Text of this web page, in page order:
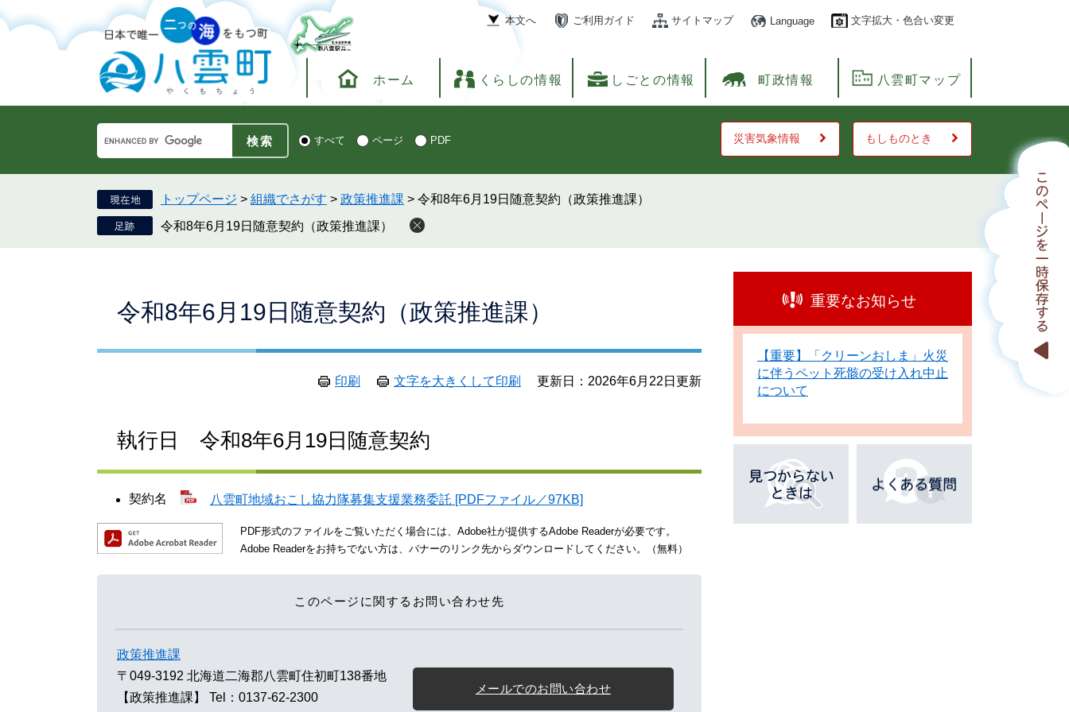
ー
で
ニ
ば
文
本文へ ご利用ガイド サイトマップ Language 文字拡大・色合い変更
ホーム くらしの情報 しごとの情報 町政情報 八雲町マップ
Google
カ
ス
タ
ム
検
検 すべて ページ PDF 災害気象情報 もしものとき
トップページ > 組織でさがす > 政策推進課 > 令和8年6月19日随意契約（政策推進課）
令和8年6月19日随意契約（政策推進課）
令和8年6月19日随意契約（政策推進課）
印刷 文字を大きくして印刷 更新日：2026年6月22日更新
執行日 令和8年6月19日随意契約
契約名 八雲町地域おこし協力隊募集支援業務委託 [PDFファイル／97KB]
PDF形式のファイルをご覧いただく場合には、Adobe社が提供するAdobe Readerが必要です。
Adobe Readerをお持ちでない方は、バナーのリンク先からダウンロードしてください。（無料）
このページに関するお問い合わせ先
政策推進課
〒049-3192 北海道二海郡八雲町住初町138番地
【政策推進課】
Tel：0137-62-2300
メールでのお問い合わせ
重要なお知らせ
【重要】「クリーンおしま」火災
に伴うペット死骸の受け入れ中止
について